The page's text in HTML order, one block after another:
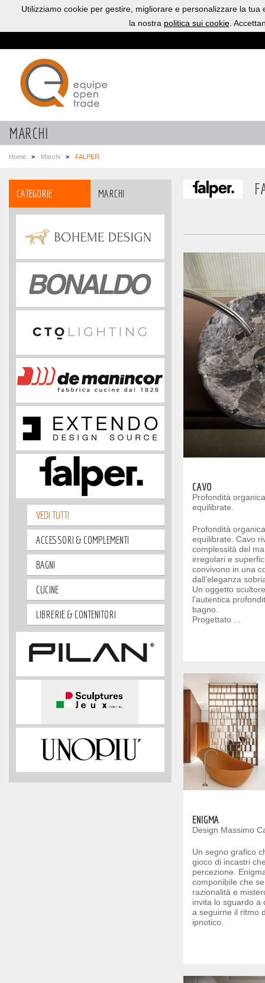
Utilizziamo cookie per gestire, migliorare e personalizzare la
la nostra politica sui cookie.
MARCHI
Home Marchi FALPER
CATEGORIE MARCHI
VEDI TUTTI
ACCESSORI & COMPLEMENTI
BAGNI
CUCINE
LIBRERIE & CONTENITORI
CAVO
Profondità
equilibrate.
Profondità
equilibrate. Cavo
complessità del
irregolari e
convivono in una
dall’eleganza
Un oggetto
l’autentica
bagno.
Progettato ...
ENIGMA
Design Massimo
Un segno grafico
gioco di incastri
percezione.
componibile che
razionalità e
invita lo sguardo a
a seguirne il ritmo
ipnotico.